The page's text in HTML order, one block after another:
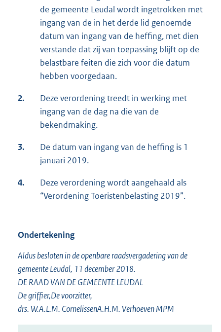
de gemeente Leudal wordt ingetrokken met
ingang van de in het derde lid genoemde
datum van ingang van de heffing, met dien
verstande dat zij van toepassing blijft op de
belastbare feiten die zich voor die datum
hebben voorgedaan.
2.
Deze verordening treedt in werking met
ingang van de dag na die van de
bekendmaking.
3.
De datum van ingang van de heffing is 1
januari 2019.
4.
Deze verordening wordt aangehaald als
“Verordening Toeristenbelasting 2019”.
Ondertekening
Aldus besloten in de openbare raadsvergadering van de
gemeente Leudal, 11 december 2018.
DE RAAD VAN DE GEMEENTE LEUDAL
De griffier,De voorzitter,
drs. W.A.L.M. CornelissenA.H.M. Verhoeven MPM